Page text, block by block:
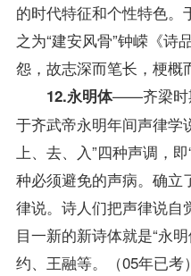
的时代特征和个性特色
之为“建安风骨”钟嵘《诗
怨，故志深而笔长，梗概
12.永明体——齐梁时
于齐武帝永明年间声律学
上、去、入”四种声调，
种必须避免的声病。确立
律说。诗人们把声律说自
目一新的新诗体就是“永
约、王融等。（05年已考）